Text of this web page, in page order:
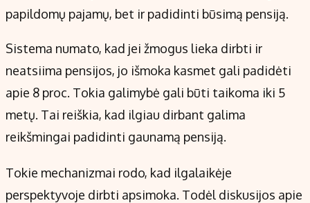
papildomų pajamų, bet ir padidinti būsimą pensiją.
Sistema numato, kad jei žmogus lieka dirbti ir
neatsiima pensijos, jo išmoka kasmet gali padidėti
apie 8 proc. Tokia galimybė gali būti taikoma iki 5
metų. Tai reiškia, kad ilgiau dirbant galima
reikšmingai padidinti gaunamą pensiją.
Tokie mechanizmai rodo, kad ilgalaikėje
perspektyvoje dirbti apsimoka. Todėl diskusijos apie